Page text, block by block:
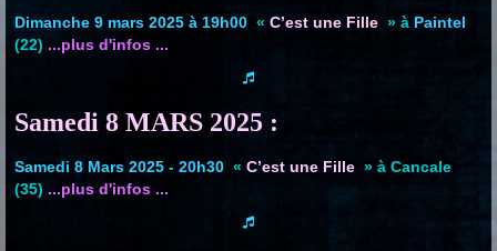
Dimanche 9 mars 2025 à 19h00 « C’est une Fille » à Paintel
(22) ...plus d'infos ...
Samedi 8 MARS 2025 :
Samedi 8 Mars 2025 - 20h30 « C’est une Fille » à Cancale
(35) ...plus d'infos ...